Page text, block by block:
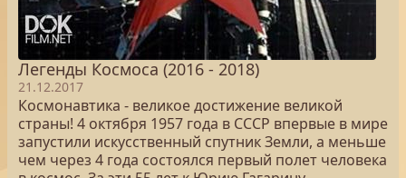
Легенды Космоса (2016 - 2018)
21.12.2017
Космонавтика - великое достижение великой
страны! 4 октября 1957 года в СССР впервые в мире
запустили искусственный спутник Земли, а меньше
чем через 4 года состоялся первый полет человека